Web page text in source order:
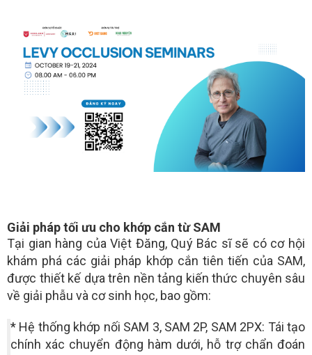
Giải pháp tối ưu cho khớp cắn từ SAM
Tại gian hàng của Việt Đăng, Quý Bác sĩ sẽ có cơ hội
khám phá các giải pháp khớp cắn tiên tiến của SAM,
được thiết kế dựa trên nền tảng kiến thức chuyên sâu
về giải phẫu và cơ sinh học, bao gồm:
* Hệ thống khớp nối SAM 3, SAM 2P, SAM 2PX: Tái tạo
chính xác chuyển động hàm dưới, hỗ trợ chẩn đoán